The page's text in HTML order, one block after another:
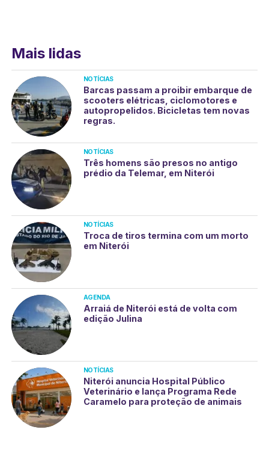
Mais lidas
NOTÍCIAS
Barcas passam a proibir embarque de
scooters elétricas, ciclomotores e
autopropelidos. Bicicletas tem novas
regras.
NOTÍCIAS
Três homens são presos no antigo
prédio da Telemar, em Niterói
NOTÍCIAS
Troca de tiros termina com um morto
em Niterói
AGENDA
Arraiá de Niterói está de volta com
edição Julina
NOTÍCIAS
Niterói anuncia Hospital Público
Veterinário e lança Programa Rede
Caramelo para proteção de animais